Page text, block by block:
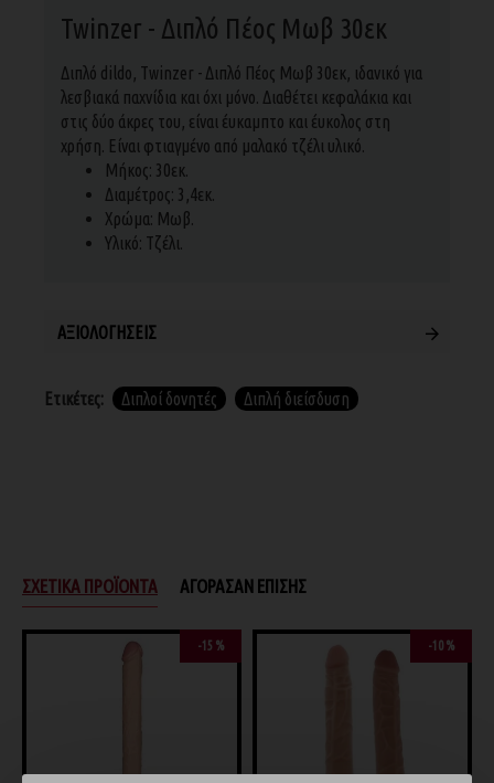
Twinzer - Διπλό Πέος Μωβ 30εκ
Διπλό dildo, Twinzer - Διπλό Πέος Μωβ 30εκ, ιδανικό για
λεσβιακά παχνίδια και όχι μόνο. Διαθέτει κεφαλάκια και
στις δύο άκρες του, είναι έυκαμπτο και έυκολος στη
χρήση. Είναι φτιαγμένο από μαλακό τζέλι υλικό.
Mήκος: 30εκ.
Διαμέτρος: 3,4εκ.
Χρώμα: Μωβ.
Υλικό: Τζέλι.
ΑΞΙΟΛΟΓΉΣΕΙΣ
Ετικέτες: Διπλοί δονητές Διπλή διείσδυση
ΣΧΕΤΙΚΆ ΠΡΟΪΌΝΤΑ ΑΓΌΡΑΣΑΝ ΕΠΊΣΗΣ
-15 % -10 %